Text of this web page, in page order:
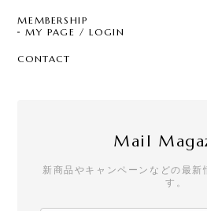
MEMBERSHIP
MY PAGE / LOGIN
CONTACT
Mail
新商品やキャンペーンなどの最新
す。